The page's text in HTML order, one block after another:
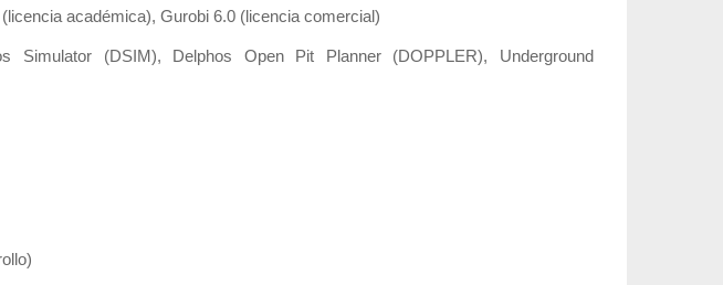
académica), Gurobi 6.0 (licencia comercial)
Simulator (DSIM), Delphos Open Pit Planner (DOPPLER), Underground